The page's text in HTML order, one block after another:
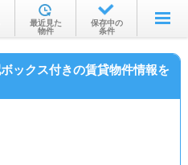
を探す
線・駅から
最近見た
物件
保存中の
条件
ックス付きの賃貸物件情報を